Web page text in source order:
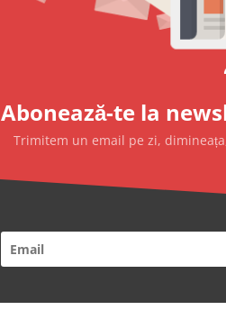
Abonează-te la
Trimitem un email pe zi,